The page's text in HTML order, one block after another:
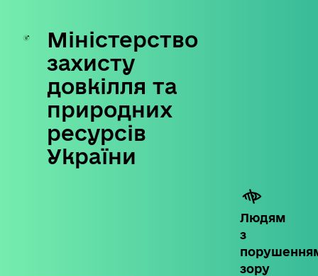
Skip
content
Міністерство
захисту
довкілля та
природних
ресурсів
України
Людям
з
зору